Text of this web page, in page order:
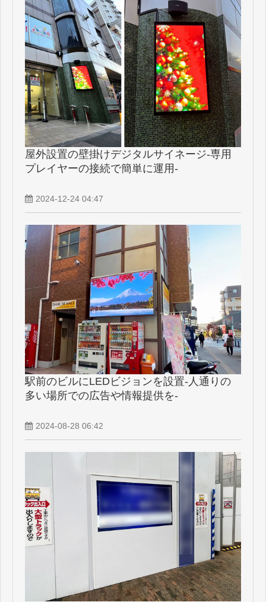
屋外設置の壁掛けデジタルサイネージ-専用
プレイヤーの接続で簡単に運用-
2024-12-24 04:47
駅前のビルにLEDビジョンを設置-人通りの
多い場所での広告や情報提供を-
2024-08-28 06:42